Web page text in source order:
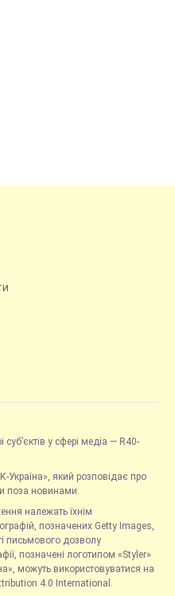
суб’єктів у сфері медіа — R40-
який розповідає про
поза новинами.
належать їхнім
позначених Getty Images,
письмового дозволу
позначені логотипом «Styler»
можуть використовуватися на
4.0 International.